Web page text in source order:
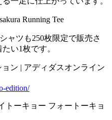
ャツも250枚限定で販売さ
い1枚です。
ン | アディダスオンライン
edition/
トーキョー フォートーキョ